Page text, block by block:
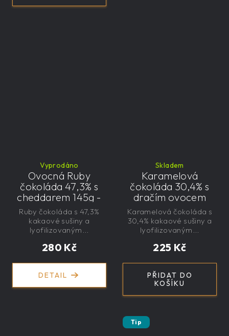
Vyprodáno
Ovocná Ruby
čokoláda 47,3% s
cheddarem 145g -
velká, řemeslná,
exkluzivní, dárková
280 Kč
DETAIL
Ruby čokoláda s 47,3%
kakaové sušiny a
lyofilizovaným...
Skladem
Karamelová
čokoláda 30,4% s
dračím ovocem
125g - velká,
řemeslná,
exkluzivní, dárková
225 Kč
PŘIDAT DO
KOŠÍKU
Karamelová čokoláda s
30,4% kakaové sušiny a
lyofilizovaným...
Tip